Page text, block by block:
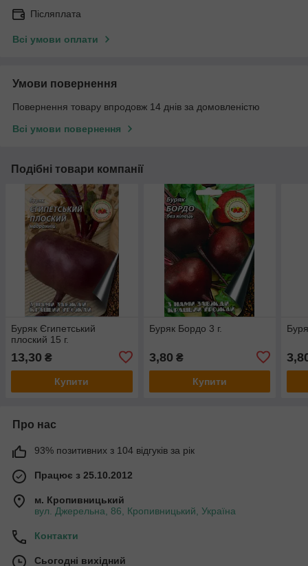
Післяплата
Всі умови оплати
Умови повернення
Повернення товару впродовж 14 днів за домовленістю
Всі умови повернення
Подібні товари компанії
Буряк Єгипетський
плоский 15 г.
13,30 ₴
Купити
Буряк Бордо 3 г.
3,80 ₴
Купити
Про нас
93% позитивних з 104 відгуків за рік
Працює з 25.10.2012
м. Кропивницький
вул. Джерельна, 86, Кропивницький, Україна
Контакти
Сьогодні вихідний